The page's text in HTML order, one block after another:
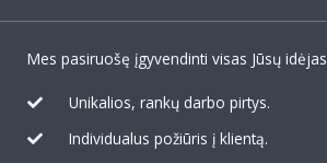
Mes pasiruošę įgyvendinti visas Jūsų idėjas
Unikalios, rankų darbo pirtys.
Individualus požiūris į klientą.